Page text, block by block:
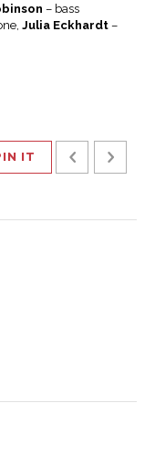
– bass
Julia Eckhardt –
IT